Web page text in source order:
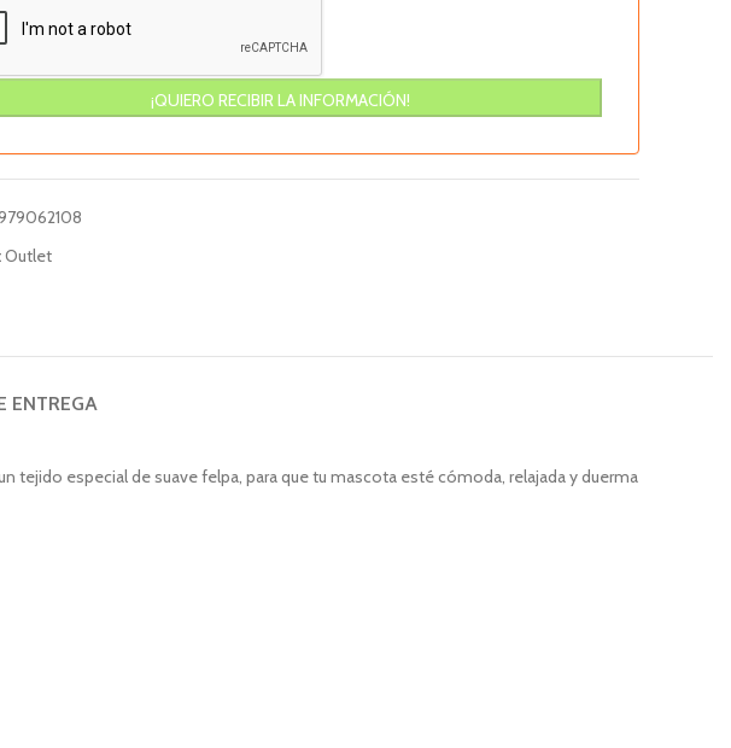
Outlet
ENTREGA
especial de suave felpa, para que tu mascota esté cómoda, relajada y duerma